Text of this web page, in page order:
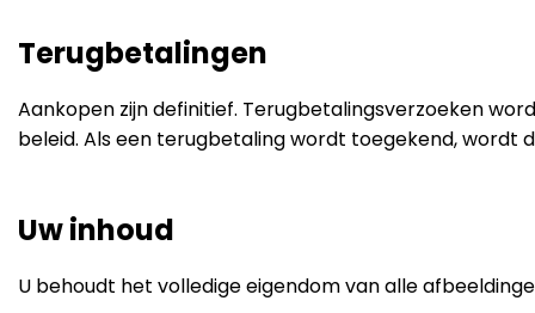
Terugbetalingen
Aankopen zijn definitief. Terugbetalingsverzoeken
beleid. Als een terugbetaling wordt toegekend,
Uw inhoud
U behoudt het volledige eigendom van alle